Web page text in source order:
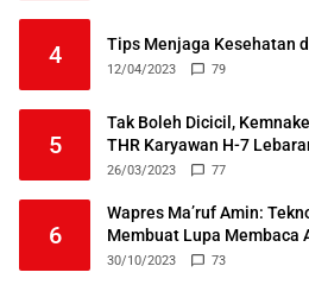
4 Tips Menjaga Kesehatan
12/04/2023 79
5
Tak Boleh Dicicil,
THR Karyawan H-7
26/03/2023 77
6
Wapres Ma’ruf Amin:
Membuat Lupa Membaca
30/10/2023 73